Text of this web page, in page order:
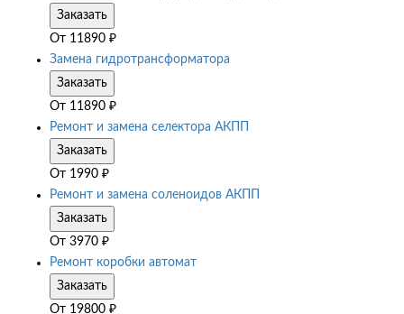
Заказать
От 11890 ₽
Замена гидротрансформатора
Заказать
От 11890 ₽
Ремонт и замена селектора АКПП
Заказать
От 1990 ₽
Ремонт и замена соленоидов АКПП
Заказать
От 3970 ₽
Ремонт коробки автомат
Заказать
От 19800 ₽